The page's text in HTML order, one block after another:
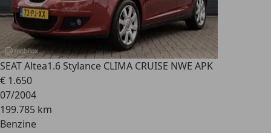
SEAT Altea1.6 Stylance CLIMA CRUISE NWE APK
€ 1.650
07/2004
199.785 km
Benzine